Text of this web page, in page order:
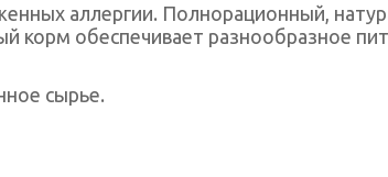
аллергии. Полнорационный,
корм обеспечивает разнообразное
сырье.